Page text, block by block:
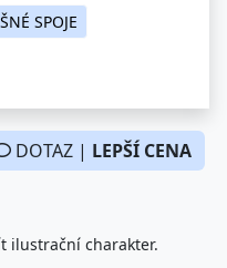
SPOJE
DOTAZ | LEPŠÍ CENA
ilustrační charakter.